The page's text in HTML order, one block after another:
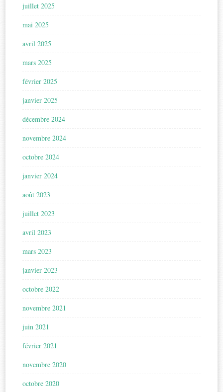
juillet 2025
mai 2025
avril 2025
mars 2025
février 2025
janvier 2025
décembre 2024
novembre 2024
octobre 2024
janvier 2024
août 2023
juillet 2023
avril 2023
mars 2023
janvier 2023
octobre 2022
novembre 2021
juin 2021
février 2021
novembre 2020
octobre 2020